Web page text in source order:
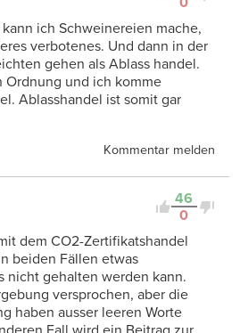
ich Schweinereien mache,
verbotenes. Und dann in der
gehen als Ablass handel.
Ordnung und ich komme
Ablasshandel ist somit gar
Kommentar melden
46
0
dem CO2-Zertifikatshandel
beiden Fällen etwas
nicht gehalten werden kann.
versprochen, aber die
haben ausser leeren Worte